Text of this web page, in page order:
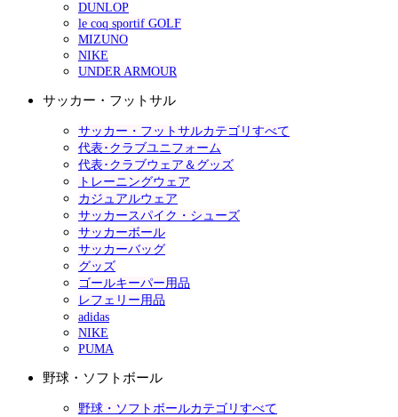
DUNLOP
le coq sportif GOLF
MIZUNO
NIKE
UNDER ARMOUR
サッカー・フットサル
サッカー・フットサルカテゴリすべて
代表･クラブユニフォーム
代表･クラブウェア＆グッズ
トレーニングウェア
カジュアルウェア
サッカースパイク・シューズ
サッカーボール
サッカーバッグ
グッズ
ゴールキーパー用品
レフェリー用品
adidas
NIKE
PUMA
野球・ソフトボール
野球・ソフトボールカテゴリすべて